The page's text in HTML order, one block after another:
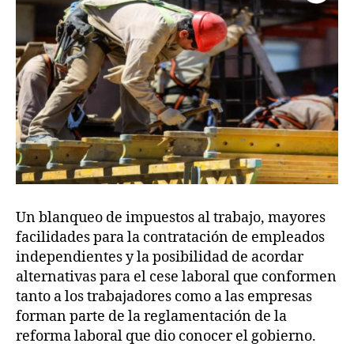
Un blanqueo de impuestos al trabajo, mayores
facilidades para la contratación de empleados
independientes y la posibilidad de acordar
alternativas para el cese laboral que conformen
tanto a los trabajadores como a las empresas
forman parte de la reglamentación de la
reforma laboral que dio conocer el gobierno.